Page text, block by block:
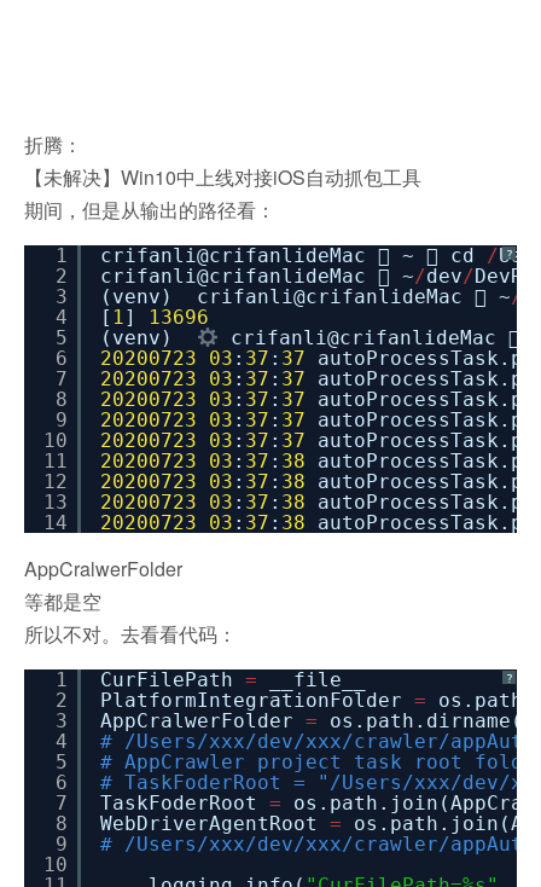
折腾：
【未解决】Win10中上线对接iOS自动抓包工具
期间， 但是从输出的路径看：
?
1
2
3
4
5
6
7
8
9
10
11
12
13
14
crifanli@crifanlideMac  ~  cd /
crifanli@crifanlideMac  ~/dev/
(venv) crifanli@crifanlideMac  ~/
[ 1]
13696
(venv)
crifanli@crifanlideMac 
20200723
03 : 37 : 37
20200723
03 : 37 : 37
20200723
03 : 37 : 37
20200723
03 : 37 : 37
20200723
03 : 37 : 37
20200723
03 : 37 : 38
20200723
03 : 37 : 38
20200723
03 : 37 : 38
20200723
03 : 37 : 38
AppCralwerFolder
等都是空
所以不对。去看看代码：
?
1
2
3
4
5
6
7
8
9
10
CurFilePath =
__file__
PlatformIntegrationFolder =
AppCralwerFolder =
# /Users/xxx/dev/xxx/crawler/
# AppCrawler project task root
# TaskFoderRoot = "/Users/xxx/dev/
TaskFoderRoot =
WebDriverAgentRoot =
# /Users/xxx/dev/xxx/crawler/